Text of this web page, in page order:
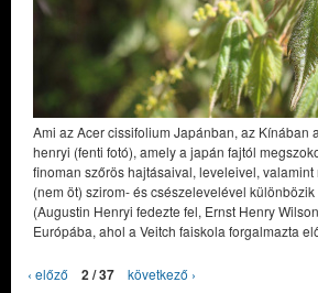
Ami az Acer cissifolium Japánban, az Kínában
henryi (fenti fotó), amely a japán fajtól
finoman szőrös hajtásaival, leveleivel, valamint
(nem öt) szirom- és csészelevelével különbözik
(Augustin Henryi fedezte fel, Ernst Henry
Európába, ahol a Veitch faiskola forgalmazta
‹ előző 2 / 37 következő ›